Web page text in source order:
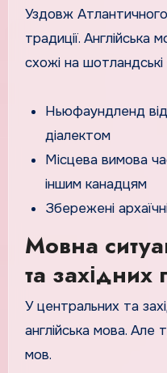
Уздовж
традиції. Англійська
схожі на шотландські
Ньюфаундленд
діалектом
Місцева вимова
іншим канадцям
Збережені
Мовна
та західних
У центральних та
англійська мова. Але
мов.